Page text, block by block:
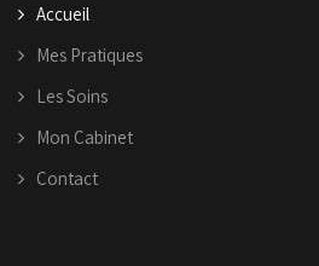
Accueil
Mes Pratiques
Les Soins
Mon Cabinet
Contact